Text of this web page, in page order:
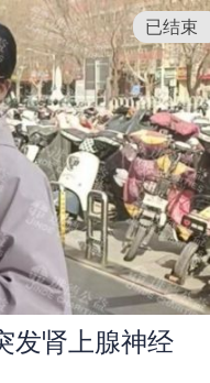
已结束
发肾上腺神经